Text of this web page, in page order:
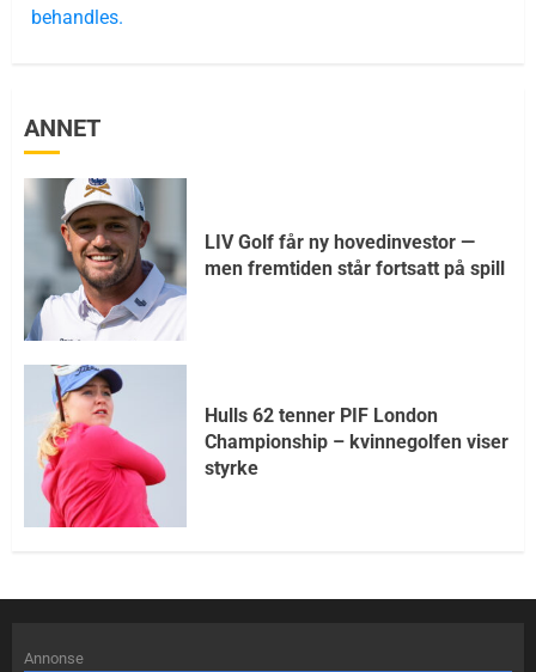
behandles.
ANNET
LIV Golf får ny hovedinvestor —
men fremtiden står fortsatt på spill
Hulls 62 tenner PIF London
Championship – kvinnegolfen viser
styrke
Annonse